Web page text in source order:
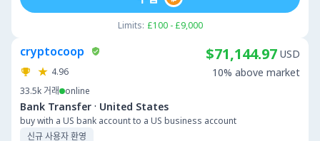
Limits: £100 - £9,000
cryptocoop
4.96
33.5k 거래 online
Bank Transfer · United States
buy with a US bank account to a US business account
신규 사용자 환영
$71,144.97 USD
10% above market